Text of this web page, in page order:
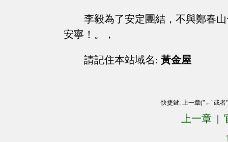
李毅為了安定團結，不與鄭春
安寧！。，
請記住本站域名: 黃金屋
快捷鍵: 上一章("←"或
上一章 |